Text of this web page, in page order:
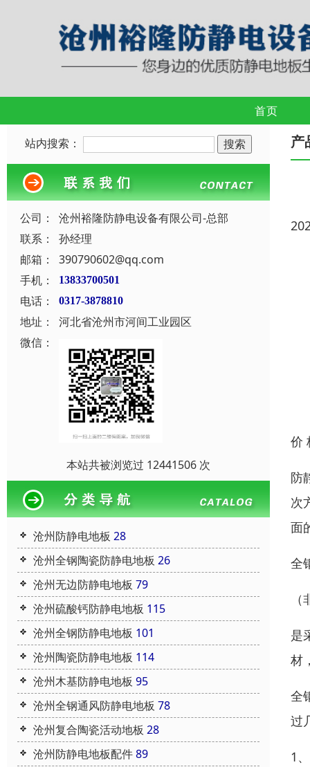
首页
站内搜索：
公司：
沧州裕隆防静电设备有限公司-总部
联系：
孙经理
邮箱：
390790602@qq.com
手机：
13833700501
电话： 0317-3878810
地址：
河北省沧州市河间工业园区
微信：
本站共被浏览过 12441506 次
沧州防静电地板 28
沧州全钢陶瓷防静电地板 26
沧州无边防静电地板 79
沧州硫酸钙防静电地板 115
沧州全钢防静电地板 101
沧州陶瓷防静电地板 114
沧州木基防静电地板 95
沧州全钢通风防静电地板 78
沧州复合陶瓷活动地板 28
沧州防静电地板配件89
产
价
防
次
面
全
是
材
全
过
1